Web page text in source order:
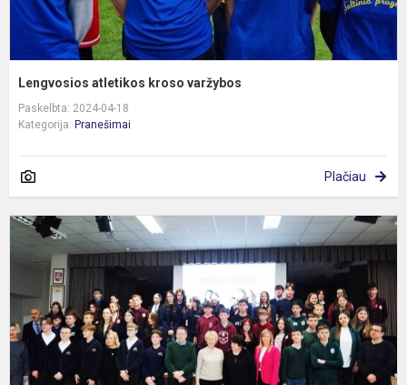
Lengvosios atletikos kroso varžybos
Paskelbta: 2024-04-18
Kategorija: Pranešimai
Plačiau